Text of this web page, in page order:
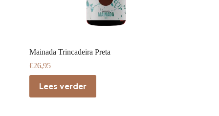
Mainada Trincadeira Preta
€26,95
Lees verder